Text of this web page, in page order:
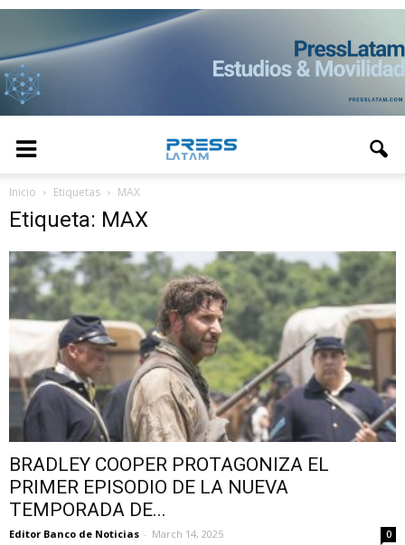
Inicio Etiquetas MAX
Etiqueta: MAX
BRADLEY COOPER PROTAGONIZA EL
PRIMER EPISODIO DE LA NUEVA
TEMPORADA DE...
Editor Banco de Noticias - March 14, 2025 0